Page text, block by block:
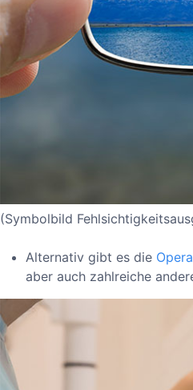
(Symbolbild
Alternativ gibt es die
aber auch zahlreiche